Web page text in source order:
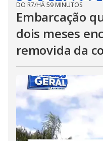
DO R7/HÁ 59 MINUTOS
Embarcação
dois meses
removida da